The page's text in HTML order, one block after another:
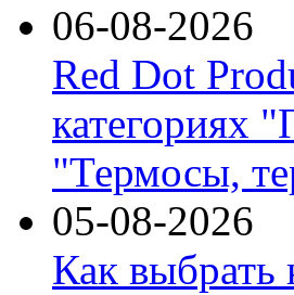
06-08-2026
Red Dot
категориях
"Термосы,
05-08-2026
Как